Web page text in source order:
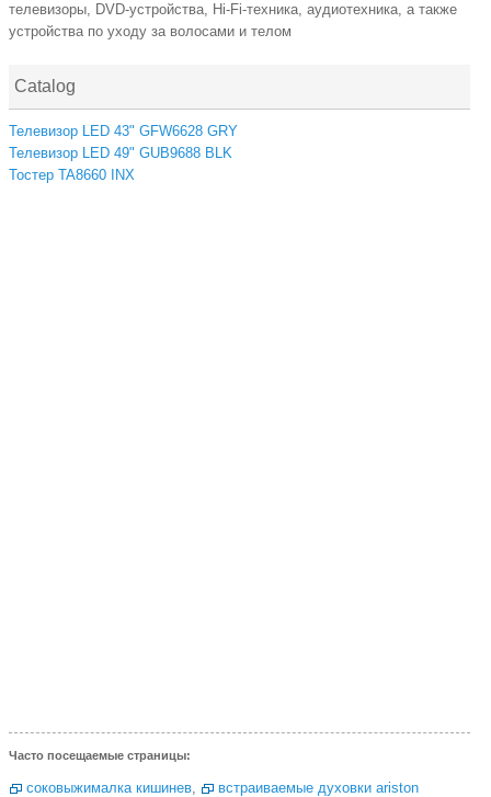
телевизоры, DVD-устройства, Hi-Fi-техника, аудиотехника, а также
устройства по уходу за волосами и телом
Catalog
Телевизор LED 43" GFW6628 GRY
Телевизор LED 49" GUB9688 BLK
Тостер TA8660 INX
Часто посещаемые страницы:
соковыжималка кишинев, встраиваемые духовки ariston